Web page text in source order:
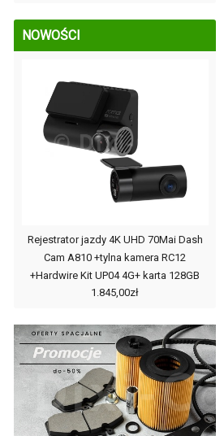
NOWOŚCI
Rejestrator jazdy 4K UHD 70Mai Dash
Cam A810 +tylna kamera RC12
+Hardwire Kit UP04 4G+ karta 128GB
1.845,00zł